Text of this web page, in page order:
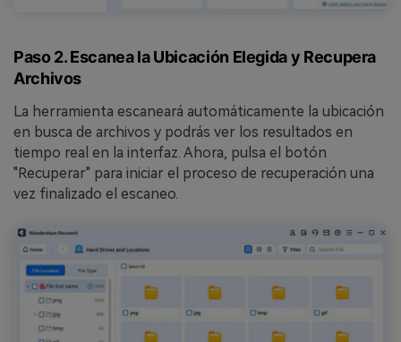
Paso 2. Escanea la Ubicación Elegida y Recupera
Archivos
La herramienta escaneará automáticamente la ubicación
en busca de archivos y podrás ver los resultados en
tiempo real en la interfaz. Ahora, pulsa el botón
"Recuperar" para iniciar el proceso de recuperación una
vez finalizado el escaneo.